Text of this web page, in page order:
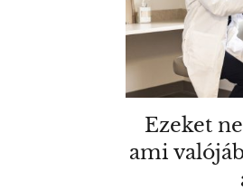
Ezeket
ami